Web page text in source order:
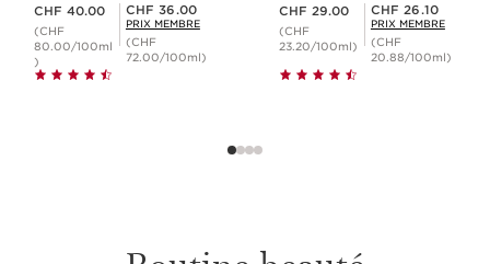
CHF 40.00
(CHF
80.00/100ml
)
Prix Sérénité CHF 36.00
CHF 36.00
PRIX MEMBRE
(CHF
72.00/100ml)
CHF 29.00
(CHF
23.20/100ml)
Prix Sérénité CHF 26.10
CHF 26.10
PRIX MEMBRE
(CHF
20.88/100ml)